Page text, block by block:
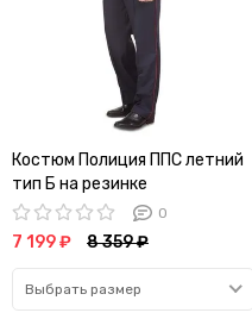
Костюм Полиция ППС летний
тип Б на резинке
0
7 199 ₽ 8 359 ₽
Выбрать размер